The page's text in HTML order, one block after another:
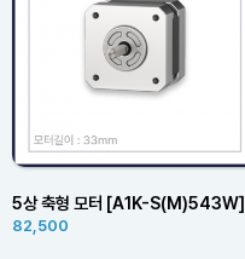
5상 축형 모터 [A1K-S(M)543W]
82,500